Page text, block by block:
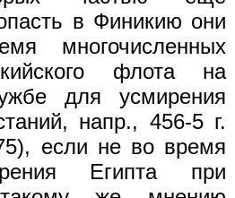
в Финикию они
многочисленных
флота на
для усмирения
напр., 456-5 г.
если не во время
Египта при